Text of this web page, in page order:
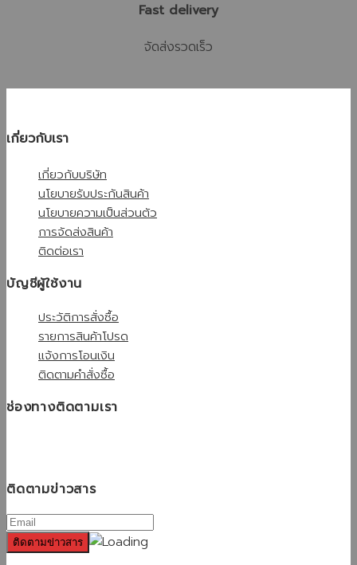
Fast delivery
จัดส่งรวดเร็ว
เกี่ยวกับเรา
เกี่ยวกับบริษัท
นโยบายรับประกันสินค้า
นโยบายความเป็นส่วนตัว
การจัดส่งสินค้า
ติดต่อเรา
บัญชีผู้ใช้งาน
ประวัติการสั่งซื้อ
รายการสินค้าโปรด
แจ้งการโอนเงิน
ติดตามคำสั่งซื้อ
ช่องทางติดตามเรา
ติดตามข่าวสาร